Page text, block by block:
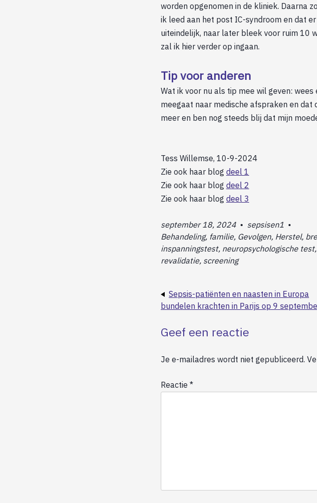
worden opgenomen in de kliniek. Daarna
ik leed aan het post IC-syndroom en dat
uiteindelijk, naar later bleek voor ruim 10
zal ik hier verder op ingaan.
Tip voor anderen
Wat ik voor nu als tip mee wil geven:
meegaat naar medische afspraken en
meer en ben nog steeds blij dat mijn
Tess Willemse, 10-9-2024
Zie ook haar blog deel 1
Zie ook haar blog deel 2
Zie ook haar blog deel 3
september 18, 2024 • sepsisen1 •
Behandeling, familie, Gevolgen, Herstel,
inspanningstest, neuropsychologische
revalidatie, screening
Sepsis-patiënten en naasten in Europa
bundelen krachten in Parijs op 9
Geef een reactie
Je e-mailadres wordt niet gepubliceerd.
Reactie *